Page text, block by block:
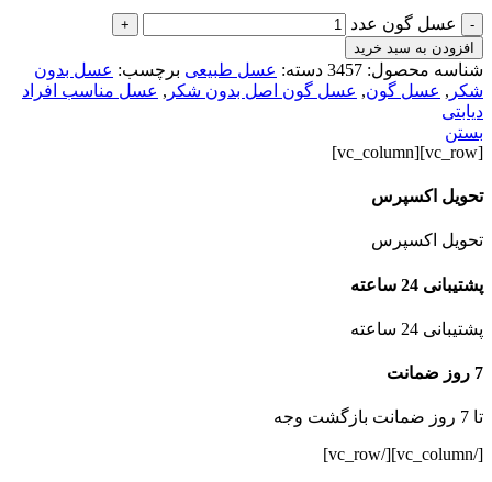
- عسل گون عدد
+
افزودن به سبد خرید
شناسه محصول: 3457 دسته: عسل طبیعی برچسب: عسل بدون
شکر , عسل گون, عسل گون اصل بدون شکر , عسل مناسب افراد
دیابتی
بستن
[vc_row][vc_column]
تحویل اکسپرس
تحویل اکسپرس
پشتیبانی 24 ساعته
پشتیبانی 24 ساعته
7 روز ضمانت
تا 7 روز ضمانت بازگشت وجه
[/vc_column][/vc_row]